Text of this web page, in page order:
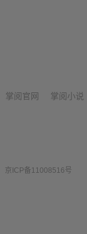
掌阅官网 掌阅小说
京ICP备11008516号